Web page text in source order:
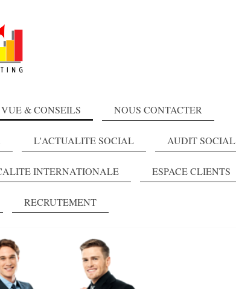
& CONSEILS NOUS CONTACTER
L'ACTUALITE SOCIAL AUDIT SOCIAL
INTERNATIONALE ESPACE CLIENTS
RECRUTEMENT